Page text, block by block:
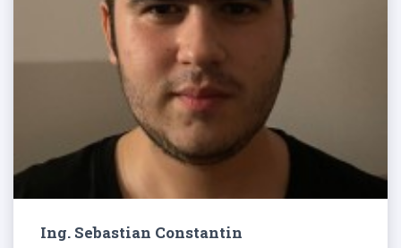
Ing. Sebastian Constantin